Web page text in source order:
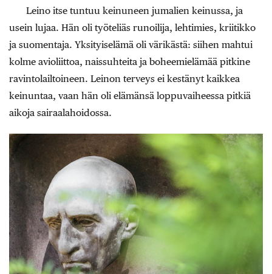
Leino itse tuntuu keinuneen jumalien keinussa, ja
usein lujaa. Hän oli työteliäs runoilija, lehtimies, kriitikko
ja suomentaja. Yksityiselämä oli värikästä: siihen mahtui
kolme avioliittoa, naissuhteita ja boheemielämää pitkine
ravintolailtoineen. Leinon terveys ei kestänyt kaikkea
keinuntaa, vaan hän oli elämänsä loppuvaiheessa pitkiä
aikoja sairaalahoidossa.